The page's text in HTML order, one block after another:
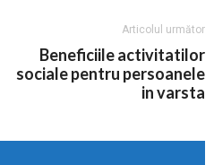
Articolul următor
Beneficiile activitatilor
sociale pentru persoanele
in varsta